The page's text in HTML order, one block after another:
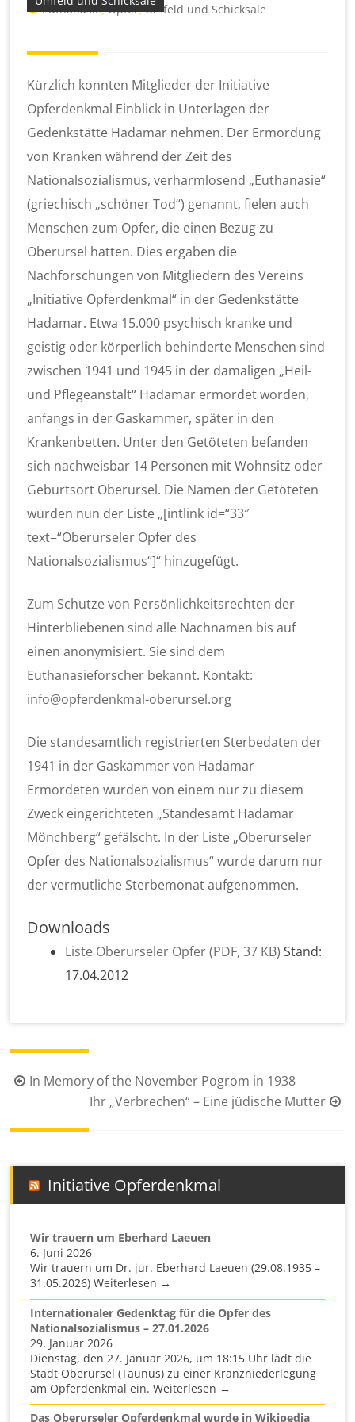
Euthanasie,Opfer,Umfeld und Schicksale
Kürzlich konnten Mitglieder der Initiative
Opferdenkmal Einblick in Unterlagen der
Gedenkstätte Hadamar nehmen. Der Ermordung
von Kranken während der Zeit des
Nationalsozialismus, verharmlosend „Euthanasie“
(griechisch „schöner Tod“) genannt, fielen auch
Menschen zum Opfer, die einen Bezug zu
Oberursel hatten. Dies ergaben die
Nachforschungen von Mitgliedern des Vereins
„Initiative Opferdenkmal“ in der Gedenkstätte
Hadamar. Etwa 15.000 psychisch kranke und
geistig oder körperlich behinderte Menschen sind
zwischen 1941 und 1945 in der damaligen „Heil-
und Pflegeanstalt“ Hadamar ermordet worden,
anfangs in der Gaskammer, später in den
Krankenbetten. Unter den Getöteten befanden
sich nachweisbar 14 Personen mit Wohnsitz oder
Geburtsort Oberursel. Die Namen der Getöteten
wurden nun der Liste „[intlink id=“33″
text=“Oberurseler Opfer des
Nationalsozialismus“]“ hinzugefügt.
Zum Schutze von Persönlichkeitsrechten der
Hinterbliebenen sind alle Nachnamen bis auf
einen anonymisiert. Sie sind dem
Euthanasieforscher bekannt. Kontakt:
gro.lesrurebo-lamknedrefpo@ofni
Die standesamtlich registrierten Sterbedaten der
1941 in der Gaskammer von Hadamar
Ermordeten wurden von einem nur zu diesem
Zweck eingerichteten „Standesamt Hadamar
Mönchberg“ gefälscht. In der Liste „Oberurseler
Opfer des Nationalsozialismus“ wurde darum nur
der vermutliche Sterbemonat aufgenommen.
Downloads
Liste Oberurseler Opfer (PDF, 37 KB) Stand:
17.04.2012
Beitragsnavigation
In Memory of the November Pogrom in 1938
Ihr „Verbrechen“ – Eine jüdische Mutter
Initiative Opferdenkmal
Wir trauern um Eberhard Laeuen
6. Juni 2026
Wir trauern um Dr. jur. Eberhard Laeuen (29.08.1935 –
31.05.2026) Weiterlesen →
Internationaler Gedenktag für die Opfer des
Nationalsozialismus – 27.01.2026
29. Januar 2026
Dienstag, den 27. Januar 2026, um 18:15 Uhr lädt die
Stadt Oberursel (Taunus) zu einer Kranzniederlegung
am Opferdenkmal ein. Weiterlesen →
Das Oberurseler Opferdenkmal wurde in Wikipedia